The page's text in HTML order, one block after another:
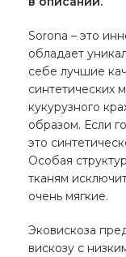
Sorona – это
обладает
себе лучшие
синтетических
кукурузного
образом. Если
это
Особая
тканям
очень мягкие.
Эковискоза
вискозу с